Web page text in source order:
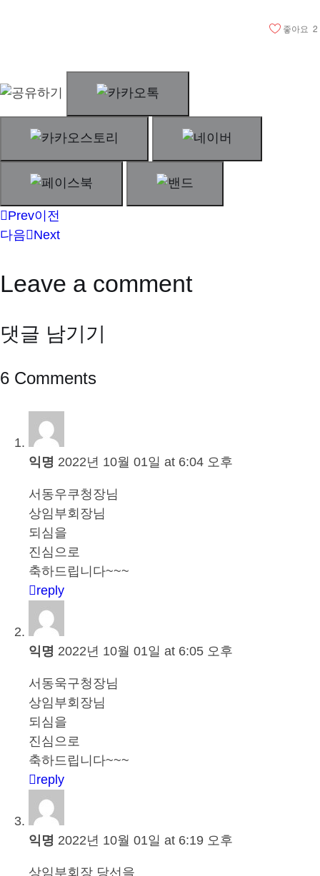
좋아요 2
Prev이전
다음
Next
Leave a comment
댓글 남기기
6 Comments
익명 2022년 10월 01일 at 6:04 오후
서동우쿠청장님
상임부회장님
되심을
진심으로
축하드립니다~~~
reply
익명 2022년 10월 01일 at 6:05 오후
서동욱구청장님
상임부회장님
되심을
진심으로
축하드립니다~~~
reply
익명 2022년 10월 01일 at 6:19 오후
상임부회장 당선을